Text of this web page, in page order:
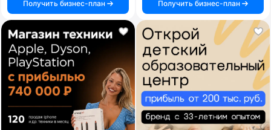
Получить бизнес-план
Получить бизнес-план